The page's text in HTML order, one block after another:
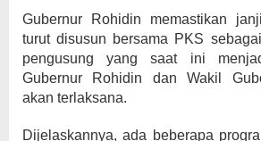
Gubernur Rohidin memastikan
turut disusun bersama PKS
pengusung yang saat ini
Gubernur Rohidin dan Wakil
akan terlaksana.
Dijelaskannya, ada beberapa